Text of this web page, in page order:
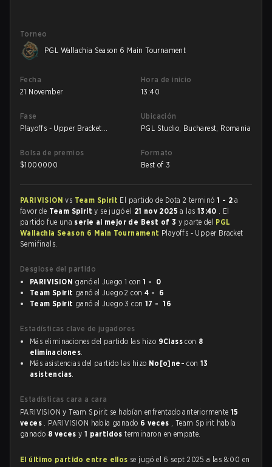
Torneo
PGL Wallachia Season 6 Main Tournament
Fecha
21 November
Hora de inicio
13:40
Fase
Playoffs - Upper Bracket
Ubicación
PGL Studio, Bucharest, Romania
Bolsa de premios
$1000000
Formato
Best of 3
PARIVISIONvs Team Spirit El partido de Dota 2 terminó1 - 2 a
favor de Team Spirity se jugó el 21 nov 2025a las 13:40 . El
partido fue una serie al mejor de Best of 3 y parte del PGL
Wallachia Season 6 Main Tournament Playoffs - Upper Bracket
Semifinals.
Desglose del partido
PARIVISION ganó el Juego 1 con1 - 0
Team Spirit ganó el Juego 2 con 4 - 6
Team Spirit ganó el Juego 3 con 17 - 16
Estadísticas clave de jugadores
Más eliminaciones del partido las hizo 9Class con 8
eliminaciones.
Más asistencias del partido las hizo No[o]ne- con13
asistencias.
Estadísticas cara a cara
PARIVISION y Team Spirit se habían enfrentado anteriormente 15
veces . PARIVISION había ganado 6 veces , Team Spirit había
ganado 8 vecesy 1 partidosterminaron en empate.
El último partido entre ellos se jugó el 6 sept 2025 a las 8:00 en